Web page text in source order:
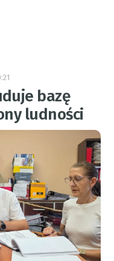
bazę
ludności